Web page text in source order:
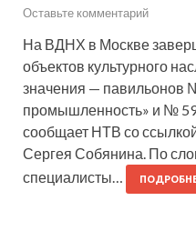
Оставьте комментарий
На ВДНХ в Москве
объектов культурного
значения — павильонов
промышленность» и №
сообщает НТВ со
Сергея Собянина. По
специалисты…